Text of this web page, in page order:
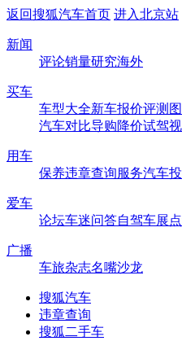
返回搜狐汽车首页 进入北京站
新闻
评论销量研究海外
买车
车型大全新车报价评测
汽车对比导购降价试驾
用车
保养违章查询服务汽车
爱车
论坛车迷问答自驾车展
广播
车旅杂志名嘴沙龙
搜狐汽车
违章查询
搜狐二手车